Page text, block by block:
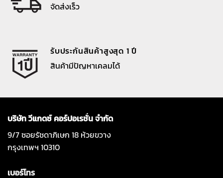
จัดส่งเร็ว
รับประกันสินค้าสูงสุด 1 ปี
สินค้ามีปัญหาเคลมได้
บริษัท วีแกดซ์ คอร์ปอเรชั่น จำกัด
9/7 ซอยรัชดาภิเษก 18 ห้วยขวาง
กรุงเทพฯ 10310
เบอร์โทร